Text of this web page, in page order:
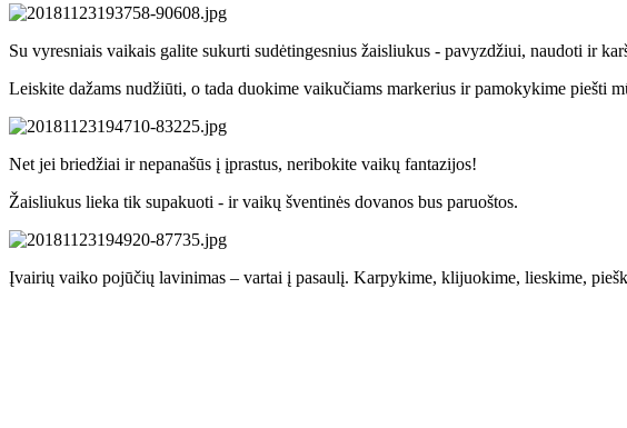
Su vyresniais vaikais galite sukurti sudėtingesnius žaisliukus - pavyzdžiui, naudoti ir
Leiskite dažams nudžiūti, o tada duokime vaikučiams markerius ir pamokykime piešti
Net jei briedžiai ir nepanašūs į įprastus, neribokite vaikų fantazijos!
Žaisliukus lieka tik supakuoti - ir vaikų šventinės dovanos bus paruoštos.
Įvairių vaiko pojūčių lavinimas – vartai į pasaulį. Karpykime, klijuokime, lieskime,